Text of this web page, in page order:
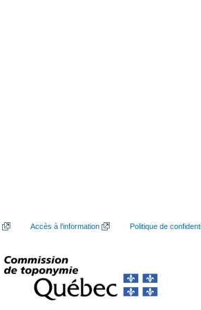
Accès à l’information Politique de